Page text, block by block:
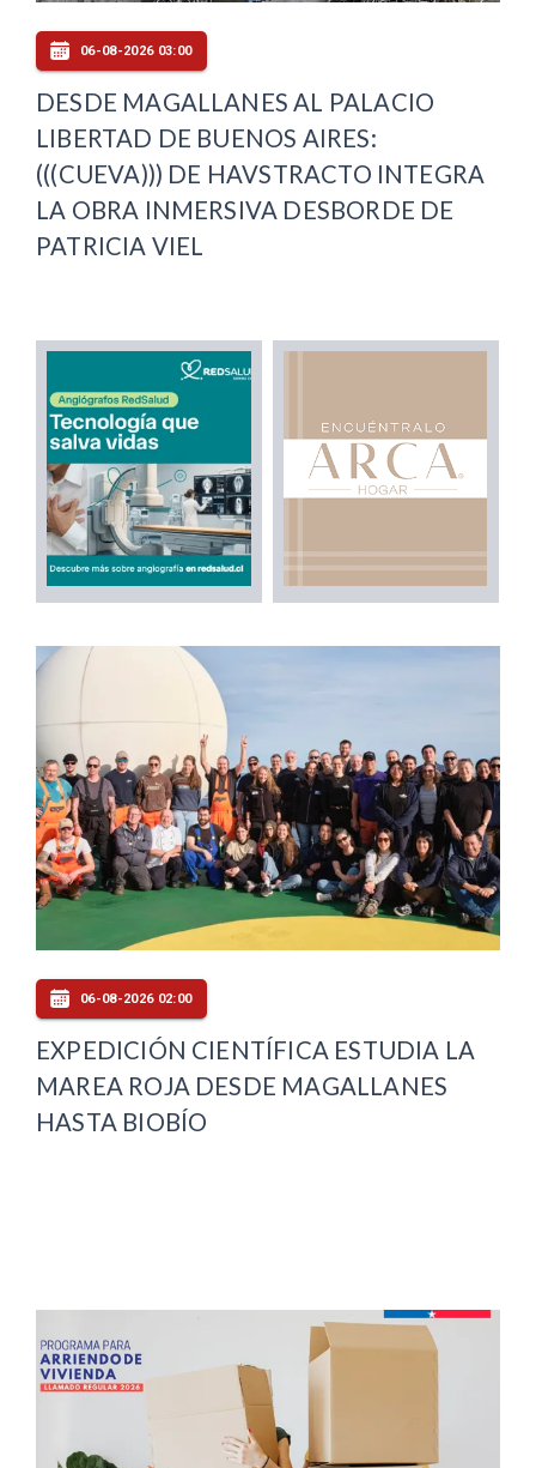
06-08-2026 03:00
DESDE MAGALLANES AL PALACIO
LIBERTAD DE BUENOS AIRES:
(((CUEVA))) DE HAVSTRACTO INTEGRA
LA OBRA INMERSIVA DESBORDE DE
PATRICIA VIEL
06-08-2026 02:00
EXPEDICIÓN CIENTÍFICA ESTUDIA LA
MAREA ROJA DESDE MAGALLANES
HASTA BIOBÍO